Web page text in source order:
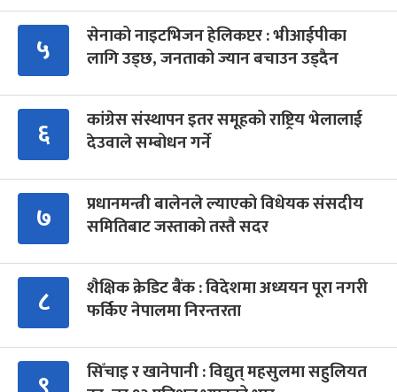
५
सेनाको नाइटभिजन हेलिकप्टर : भीआईपीका
लागि उड्छ, जनताको ज्यान बचाउन उड्दैन
६
कांग्रेस संस्थापन इतर समूहको राष्ट्रिय भेलालाई
देउवाले सम्बोधन गर्ने
७
प्रधानमन्त्री बालेनले ल्याएको विधेयक संसदीय
समितिबाट जस्ताको तस्तै सदर
८
शैक्षिक क्रेडिट बैंक : विदेशमा अध्ययन पूरा नगरी
फर्किए नेपालमा निरन्तरता
सिँचाइ र खानेपानी : विद्युत् महसुलमा सहुलियत